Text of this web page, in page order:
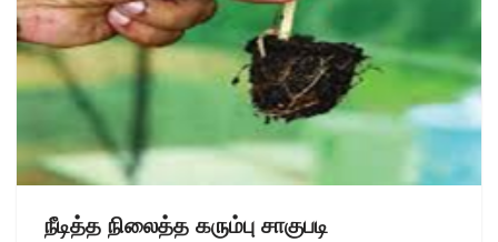
நீடித்த நிலைத்த கரும்பு சாகுபடி